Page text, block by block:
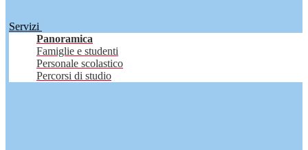
Servizi
Panoramica
Famiglie e studenti
Personale scolastico
Percorsi di studio